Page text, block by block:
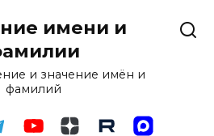
имени и
и значение имён и
фамилий